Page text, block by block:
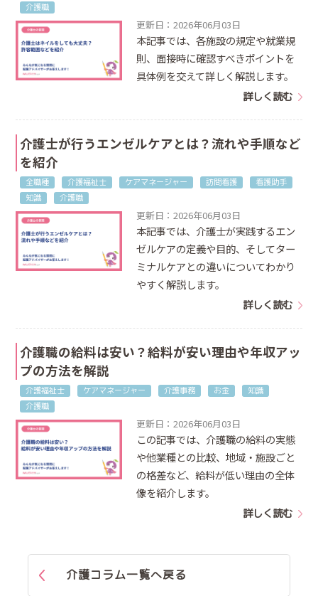
介護職
更新日：2026年06月03日
本記事では、各施設の規定や就業規
則、面接時に確認すべきポイントを
具体例を交えて詳しく解説します。
詳しく読む
介護士が行うエンゼルケアとは？流れや手順など
を紹介
全職種 介護福祉士 ケアマネージャー 訪問看護
看護助手
知識
介護職
更新日：2026年06月03日
本記事では、介護士が実践するエン
ゼルケアの定義や目的、そしてター
ミナルケアとの違いについてわかり
やすく解説します。
詳しく読む
介護職の給料は安い？給料が安い理由や年収アッ
プの方法を解説
介護福祉士 ケアマネージャー 介護事務 お金
知識
介護職
更新日：2026年06月03日
この記事では、介護職の給料の実態
や他業種との比較、地域・施設ごと
の格差など、給料が低い理由の全体
像を紹介します。
詳しく読む
介護コラム一覧へ戻る